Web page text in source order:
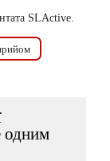
SLActive.
одним